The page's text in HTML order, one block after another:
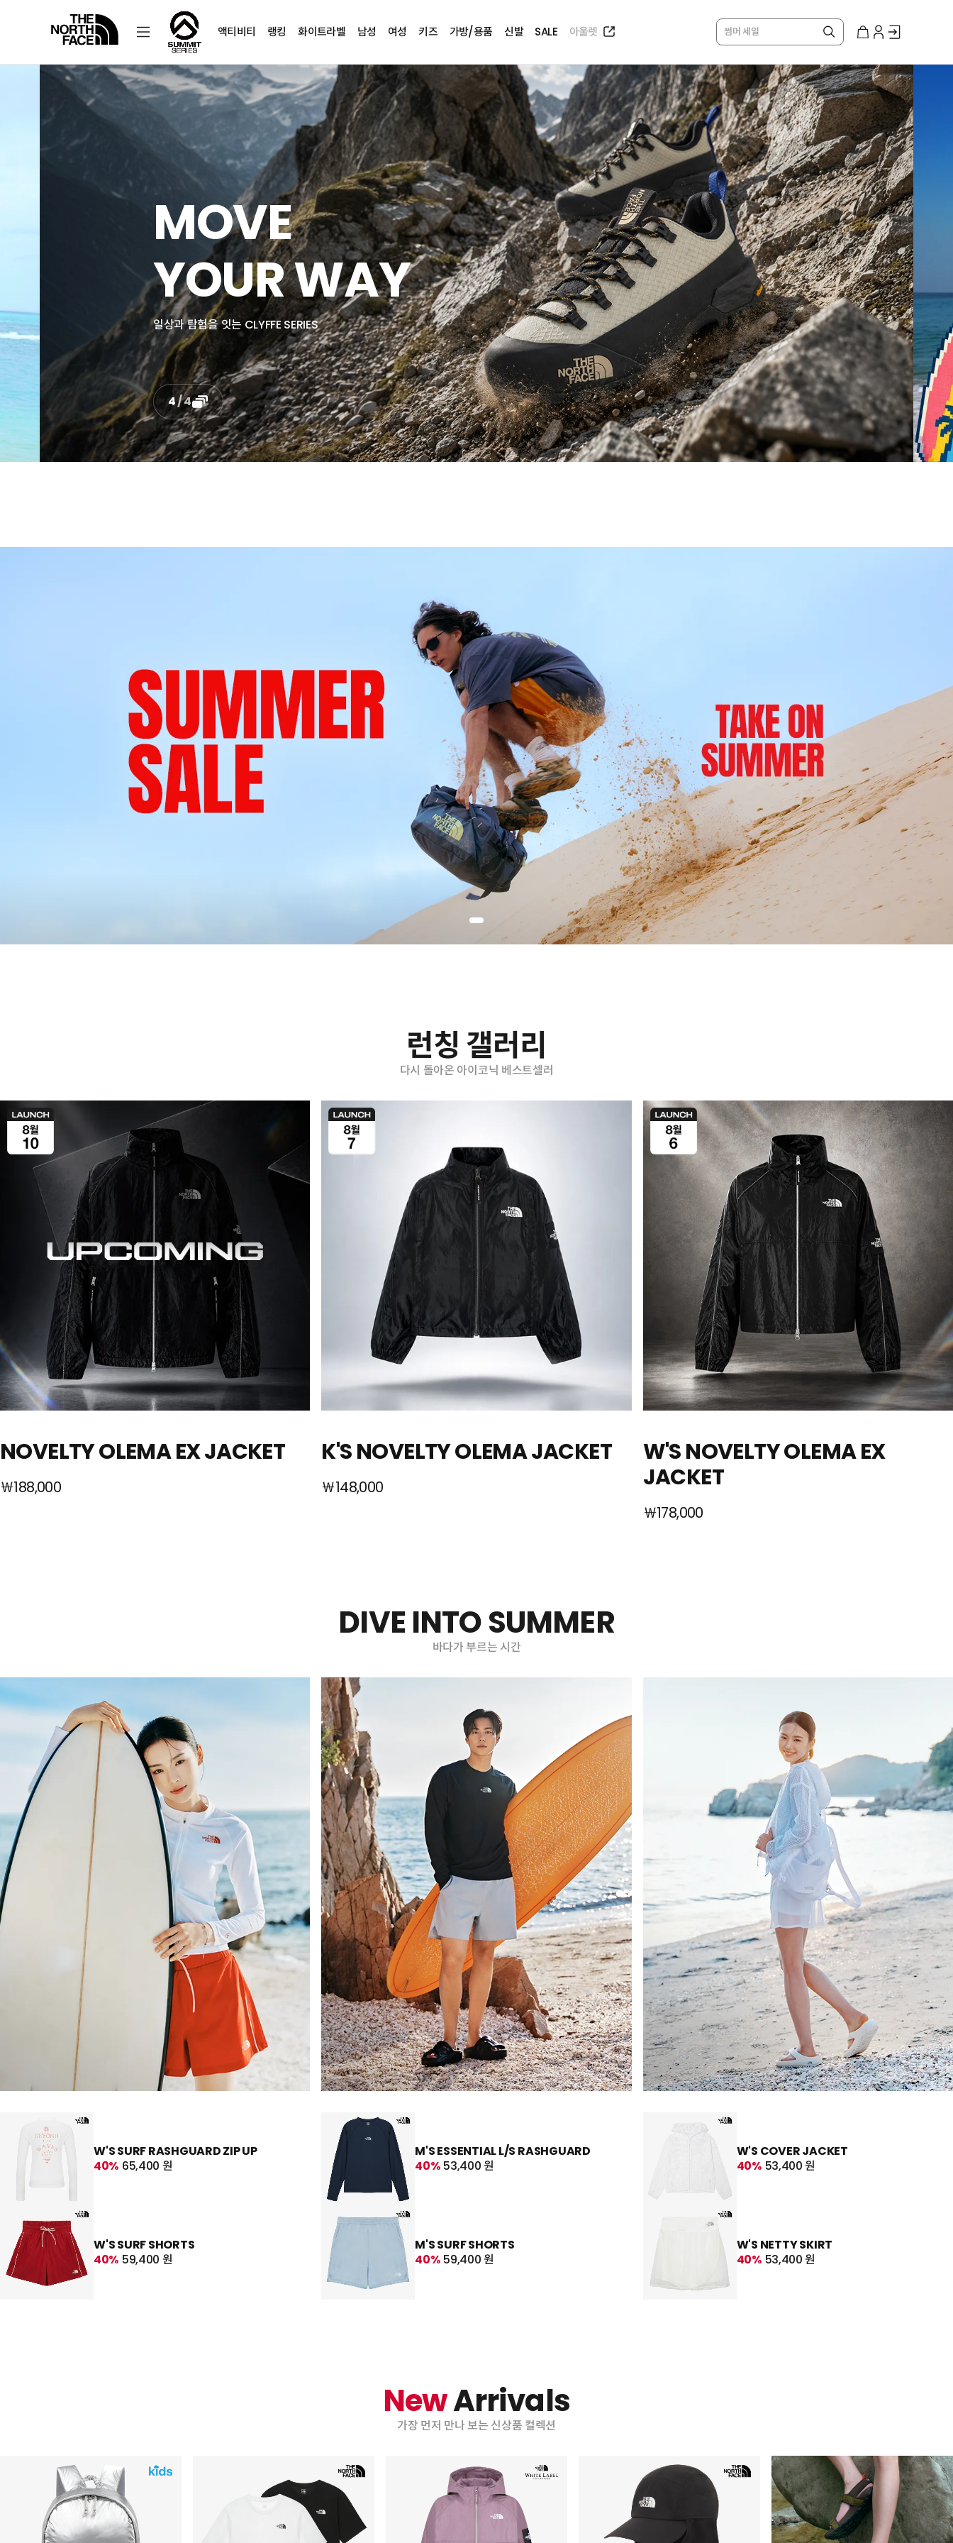
액티비티 랭킹 화이트라벨 남성 여성 키즈 가방/용품 신발 SALE 아울렛 썸머 세일
노
어
4/4
런칭 갤러리
다시 돌아온 아이코닉 베스트셀러
NOVELTY OLEMA EX JACKET
￦188,000
K'S NOVELTY OLEMA JACKET
￦148,000
W'S NOVELTY OLEMA EX
JACKET
￦178,000
DIVE INTO SUMMER
바다가 부르는 시간
W'S SURF RASHGUARD ZIP UP
65,400 원
40%
W'S SURF SHORTS
59,400 원
40%
M'S ESSENTIAL L/S RASHGUARD
53,400 원
40%
M'S SURF SHORTS
59,400 원
40%
W'S COVER JACKET
53,400 원
40%
W'S NETTY SKIRT
53,400 원
40%
NewArrivals
가장 먼저 만나 보는 신상품 컬렉션